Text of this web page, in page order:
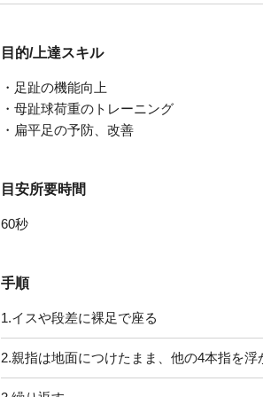
目的/上達スキル
・足趾の機能向上
・母趾球荷重のトレーニング
・扁平足の予防、改善
目安所要時間
60秒
手順
1.イスや段差に裸足で座る
2.親指は地面につけたまま、他の4本指を浮